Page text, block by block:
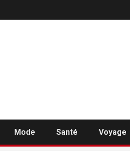
Mode Santé Voyage